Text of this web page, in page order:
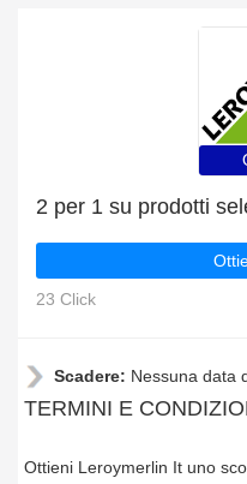
2 per 1 su prodotti
23 Click
Scadere: Nessuna data
TERMINI E
Ottieni Leroymerlin It uno